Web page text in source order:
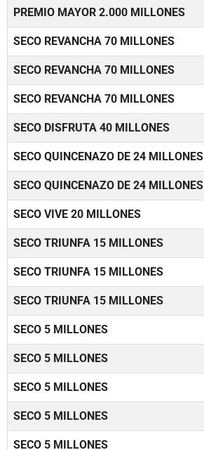
PREMIO MAYOR 2.000 MILLONES
SECO REVANCHA 70 MILLONES
SECO REVANCHA 70 MILLONES
SECO REVANCHA 70 MILLONES
SECO DISFRUTA 40 MILLONES
SECO QUINCENAZO DE 24 MILLONES
SECO QUINCENAZO DE 24 MILLONES
SECO VIVE 20 MILLONES
SECO TRIUNFA 15 MILLONES
SECO TRIUNFA 15 MILLONES
SECO TRIUNFA 15 MILLONES
SECO 5 MILLONES
SECO 5 MILLONES
SECO 5 MILLONES
SECO 5 MILLONES
SECO 5 MILLONES